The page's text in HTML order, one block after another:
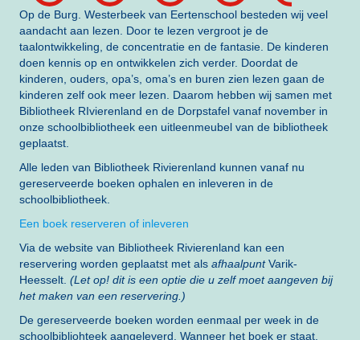
Op de Burg. Westerbeek van Eertenschool besteden wij veel
aandacht aan lezen. Door te lezen vergroot je de
taalontwikkeling, de concentratie en de fantasie. De kinderen
doen kennis op en ontwikkelen zich verder. Doordat de
kinderen, ouders, opa’s, oma’s en buren zien lezen gaan de
kinderen zelf ook meer lezen. Daarom hebben wij samen met
Bibliotheek RIvierenland en de Dorpstafel vanaf november in
onze schoolbibliotheek een uitleenmeubel van de bibliotheek
geplaatst.
Alle leden van Bibliotheek Rivierenland kunnen vanaf nu
gereserveerde boeken ophalen en inleveren in de
schoolbibliotheek.
Een boek reserveren of inleveren
Via de website van Bibliotheek Rivierenland kan een
reservering worden geplaatst met als afhaalpuntVarik-
Heesselt. (Let op! dit is een optie die u zelf moet aangeven bij
het maken van een reservering.)
De gereserveerde boeken worden eenmaal per week in de
schoolbibliohteek aangeleverd. Wanneer het boek er staat,